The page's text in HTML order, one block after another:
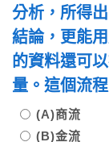
分析，所得
結論，更能
的資料還可
量。這個流
(A)商流
(B)金流